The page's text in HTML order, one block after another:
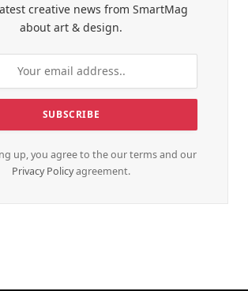
creative news from SmartMag
about art & design.
up, you agree to the our terms and our
Privacy Policyagreement.